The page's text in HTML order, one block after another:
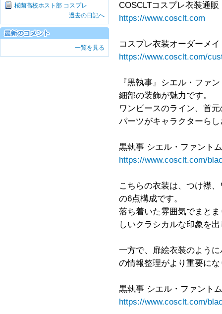
桜蘭高校ホスト部 コスプレ
過去の日記へ
一覧を見る
COSCLTコスプレ衣装通販
https://www.cosclt.com
コスプレ衣装オーダーメイ
https://www.cosclt.com/
『黒執事』シエル・ファ
細部の装飾が魅力です。
ワンピースのライン、首
パーツがキャラクターら
黒執事 シエル・ファント
https://www.cosclt.com/
こちらの衣装は、つけ襟
の6点構成です。
落ち着いた雰囲気でまと
しいクラシカルな印象を
一方で、扉絵衣装のよう
の情報整理がより重要に
黒執事 シエル・ファント
https://www.cosclt.com/